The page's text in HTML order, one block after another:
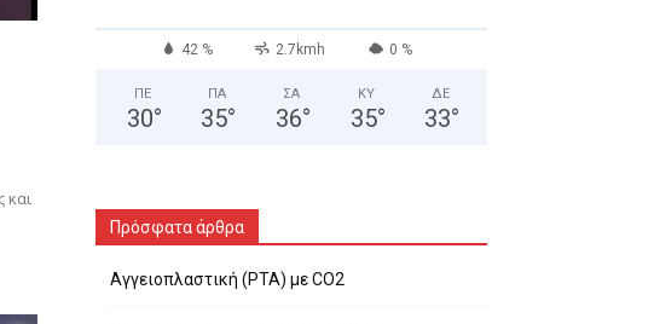
και
42 % 2.7kmh 0 %
ΠΕ
30°
ΠΑ
35°
ΣΑ
36°
ΚΥ
35°
ΔΕ
33°
Πρόσφατα άρθρα
Αγγειοπλαστική (PTA) με CO2